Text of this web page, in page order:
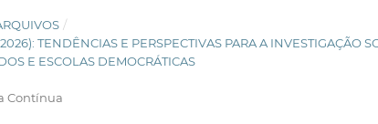
/
TENDÊNCIAS E PERSPECTIVAS PARA A INVESTIGAÇÃO
E ESCOLAS DEMOCRÁTICAS
Contínua